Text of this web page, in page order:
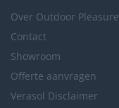
Over Outdoor Pleasure
Contact
Showroom
Offerte aanvragen
Verasol Disclaimer